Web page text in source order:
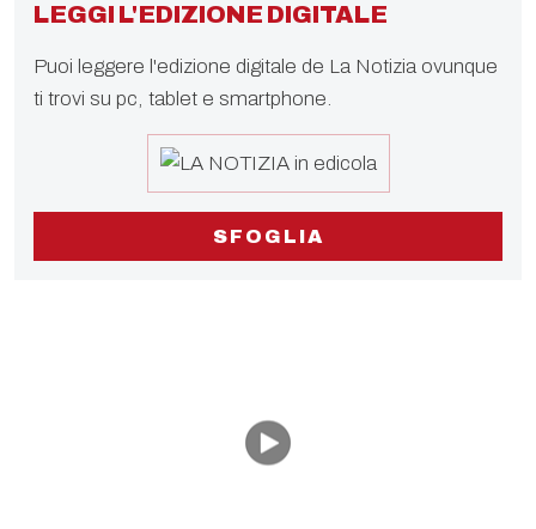
LEGGI L'EDIZIONE DIGITALE
Puoi leggere l'edizione digitale de La Notizia ovunque
ti trovi su pc, tablet e smartphone.
SFOGLIA